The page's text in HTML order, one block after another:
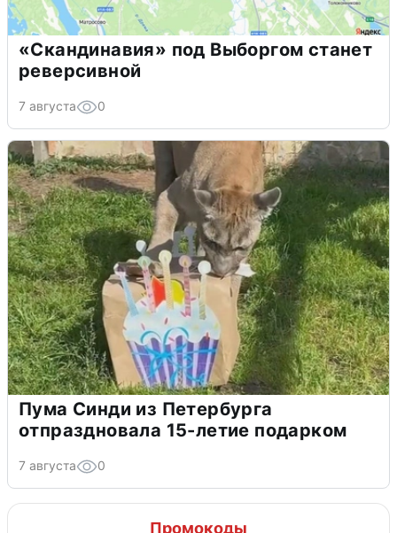
«Скандинавия» под Выборгом станет
реверсивной
7 августа 0
Пума Синди из Петербурга
отпраздновала 15-летие подарком
7 августа 0
Промокоды